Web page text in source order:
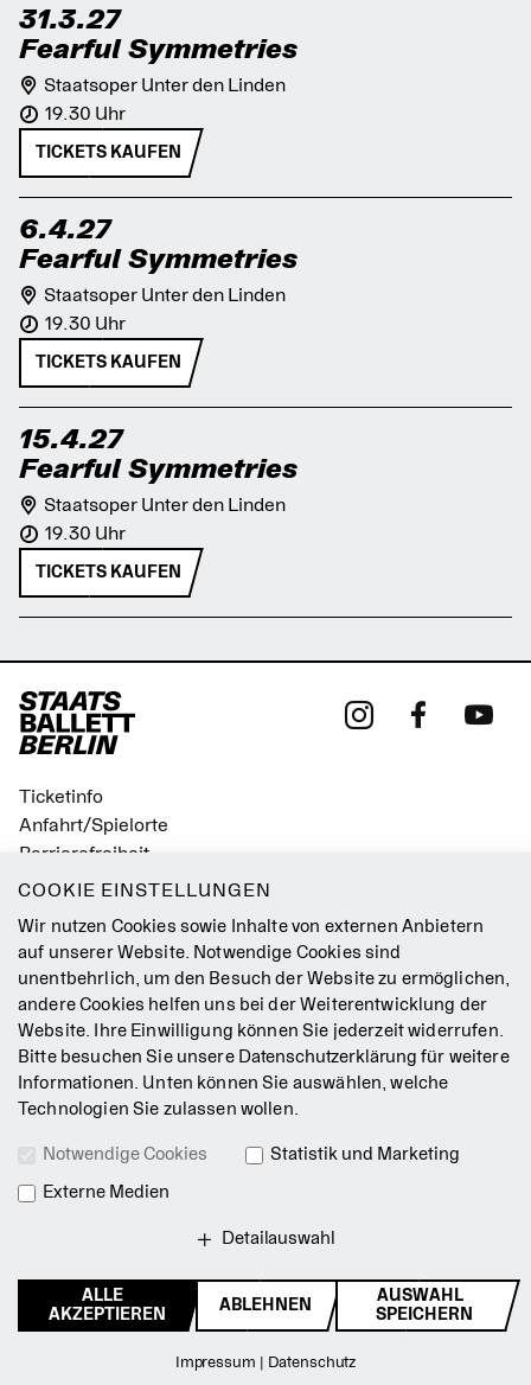
31.3.27
Fearful Symmetries
Staatsoper Unter den Linden
19.30 Uhr
TICKETS KAUFEN
6.4.27
Fearful Symmetries
Staatsoper Unter den Linden
19.30 Uhr
TICKETS KAUFEN
15.4.27
Fearful Symmetries
Staatsoper Unter den Linden
19.30 Uhr
TICKETS KAUFEN
Zurück zum Seitenanfang
Ticketinfo
Anfahrt/Spielorte
Barrierefreiheit
Leichte Sprache
Leitbild
Presse
Jobs
Kontakt
Newsletter
AGB
Datenschutz
© 2026 Staatsballett Berlin
COOKIE EINSTELLUNGEN
Wir nutzen Cookies sowie Inhalte von externen Anbietern
auf unserer Website. Notwendige Cookies sind
unentbehrlich, um den Besuch der Website zu ermöglichen,
andere Cookies helfen uns bei der Weiterentwicklung der
Website. Ihre Einwilligung können Sie jederzeit widerrufen.
Bitte besuchen Sie unsere Datenschutzerklärung für weitere
Informationen. Unten können Sie auswählen, welche
Technologien Sie zulassen wollen.
Notwendige Cookies
Statistik und Marketing
Externe Medien
Detailauswahl
ALLE
AKZEPTIEREN
ABLEHNEN
AUSWAHL
SPEICHERN
Impressum | Datenschutz